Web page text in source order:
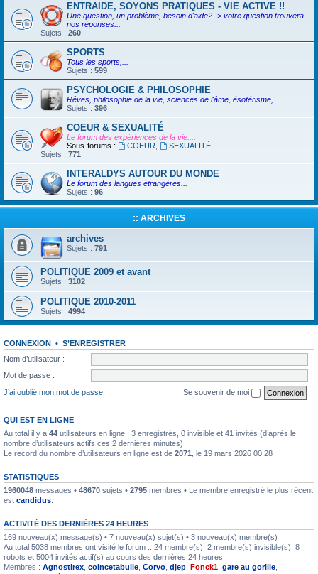
ENTRAIDE, SOYONS PRATIQUES - VIE ACTIVE !!
Une question, un problème, besoin d'aide? -> votre question trouvera
nos réponses...
Sujets : 260
SPORTS
Tous les sports,...
Sujets : 599
PSYCHOLOGIE & PHILOSOPHIE
Rêves, philosophie de la vie, sciences de l'âme, ésotérisme, ...
Sujets : 396
COEUR & SEXUALITÉ
Le forum des expériences de la vie....
Sous-forums :
COEUR
SEXUALITÉ
Sujets : 771
INTERALDYS AUTOUR DU MONDE
Le forum des langues étrangères...
Sujets : 96
:: ARCHIVES
archives
Sujets : 791
POLITIQUE 2009 et avant
Sujets : 3102
POLITIQUE 2010-2011
Sujets : 4994
CONNEXION • S’ENREGISTRER
Nom d’utilisateur :
Mot de passe :
J’ai oublié mon mot de passe
Se souvenir de moi
QUI EST EN LIGNE
Au total il y a 44 utilisateurs en ligne : 3 enregistrés, 0 invisible et 41 invités (d’après le
nombre d’utilisateurs actifs ces 2 dernières minutes)
Le record du nombre d’utilisateurs en ligne est de 2071 , le 19 mars 2026 00:28
STATISTIQUES
1960048 messages • 48670 sujets • 2795 membres • Le membre enregistré le plus récent
est candidus
ACTIVITÉ DES DERNIÈRES 24 HEURES
169 nouveau(x) message(s) • 7 nouveau(x) sujet(s) • 3 nouveau(x) membre(s)
Au total 5038 membres ont visité le forum :: 24 membre(s), 2 membre(s) invisible(s), 8
robots et 5004 invités actif(s) au cours des dernières 24 heures
Membres : Agnostirex coincetabulle Corvo djep Fonck1 gare au gorille